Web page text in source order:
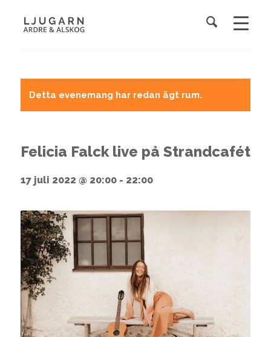
Detta evenemang har redan ägt rum.
Felicia Falck live på Strandcafét
17 juli 2022 @ 20:00- 22:00